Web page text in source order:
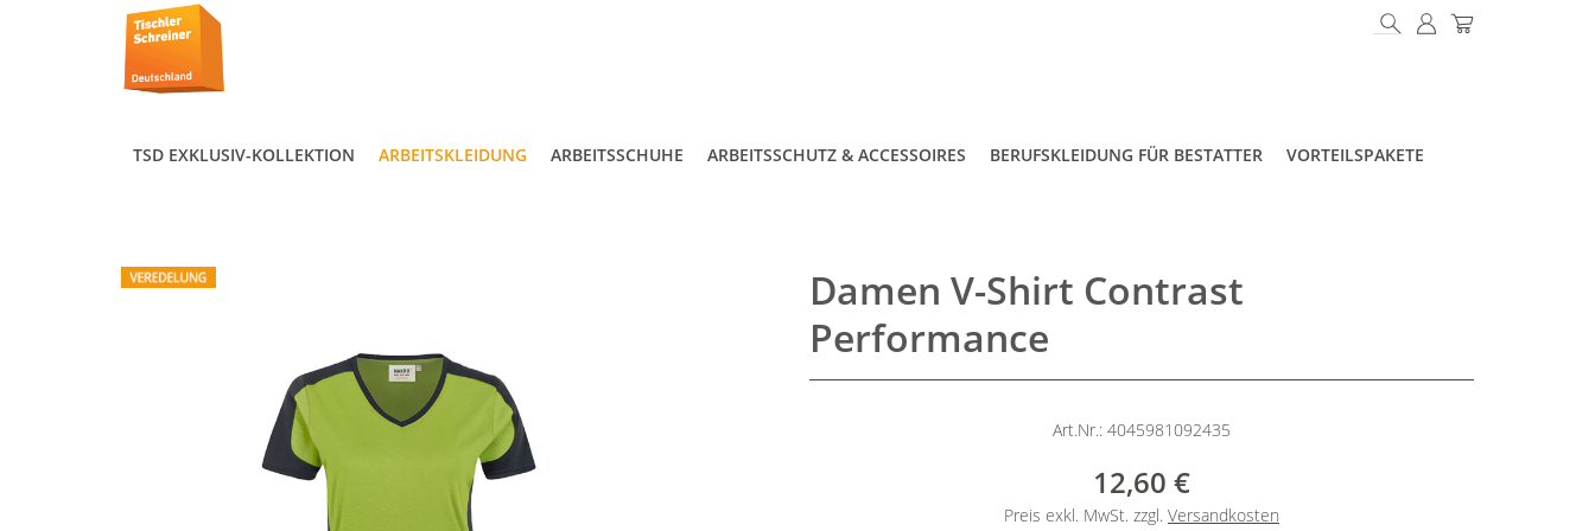
TSD EXKLUSIV-KOLLEKTION ARBEITSKLEIDUNG ARBEITSSCHUHE ARBEITSSCHUTZ & ACCESSOIRES BERUFSKLEIDUNG FÜR BESTATTER VORTEILSPAKETE
Damen V-Shirt Contrast
Performance
Art.Nr.: 4045981092435
12,60 €
Preis exkl. MwSt. zzgl. Versandkosten